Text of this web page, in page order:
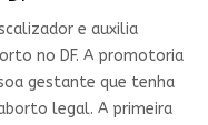
e auxilia
no DF. A promotoria
gestante que tenha
legal. A primeira